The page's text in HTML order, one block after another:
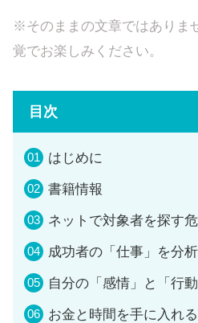
※そのままの文章ではありま
覚でお楽しみください。
目次
はじめに
書籍情報
ネットで対象者を探す
成功者の「仕事」を分
自分の「感情」と「行動
お金と時間を手に入れる